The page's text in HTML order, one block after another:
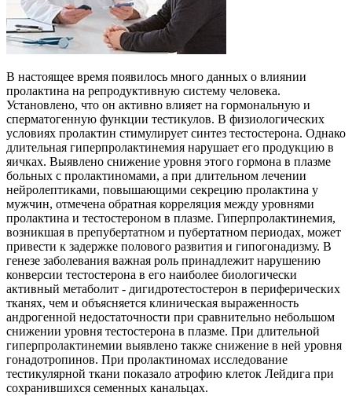
В настоящее время появилось много данных о влиянии
пролактина на репродуктивную систему человека.
Установлено, что он активно влияет на гормональную и
сперматогенную функции тестикулов. В физиологических
условиях пролактин стимулирует синтез тестостерона. Однако
длительная гиперпролактинемия нарушает его продукцию в
яичках. Выявлено снижение уровня этого гормона в плазме
больных с пролактиномами, а при длительном лечении
нейролептиками, повышающими секрецию пролактина у
мужчин, отмечена обратная корреляция между уровнями
пролактина и тестостероном в плазме. Гиперпролактинемия,
возникшая в препубертатном и пубертатном периодах, может
привести к задержке полового развития и гипогонадизму. В
генезе заболевания важная роль принадлежит нарушению
конверсии тестостерона в его наиболее биологически
активный метаболит - дигидротестостерон в периферических
тканях, чем и объясняется клиническая выраженность
андрогенной недостаточности при сравнительно небольшом
снижении уровня тестостерона в плазме. При длительной
гиперпролактинемии выявлено также снижение в ней уровня
гонадотропинов. При пролактиномах исследование
тестикулярной ткани показало атрофию клеток Лейдига при
сохранившихся семенных канальцах.